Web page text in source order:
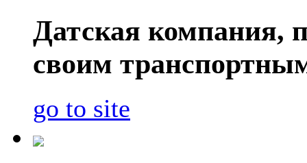
Датская компания,
своим
go to site